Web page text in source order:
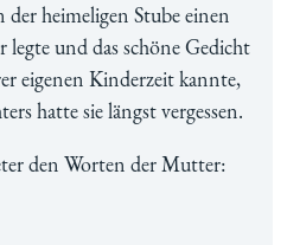
heimeligen Stube einen
und das schöne Gedicht
eigenen Kinderzeit kannte,
hatte sie längst vergessen.
den Worten der Mutter: